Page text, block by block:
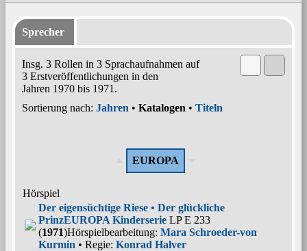
Sprecher
Insg. 3 Rollen in 3 Sprachaufnahmen auf
3 Erstveröffentlichungen in den
Jahren 1970 bis 1971.
Sortierung nach: Jahren • Katalogen • Titeln
EUROPA
Hörspiel
Der eigensüchtige Riese • Der glückliche
PrinzEUROPA Kinderserie LP E 233
(1971)Hörspielbearbeitung: Mara Schroeder-von
Kurmin • Regie: Konrad Halver